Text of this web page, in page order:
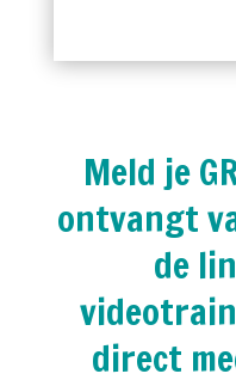
Meld je
ontvangt
de
direct